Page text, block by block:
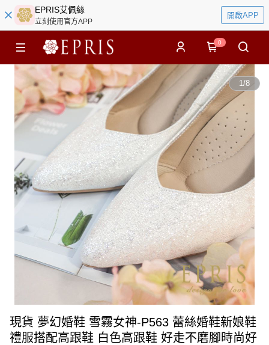
EPRIS艾佩絲
立刻使用官方APP
開啟APP
0
1/8
現貨 夢幻婚鞋 雪霧女神-P563 蕾絲婚鞋新娘鞋
禮服搭配高跟鞋 白色高跟鞋 好走不磨腳時尚好